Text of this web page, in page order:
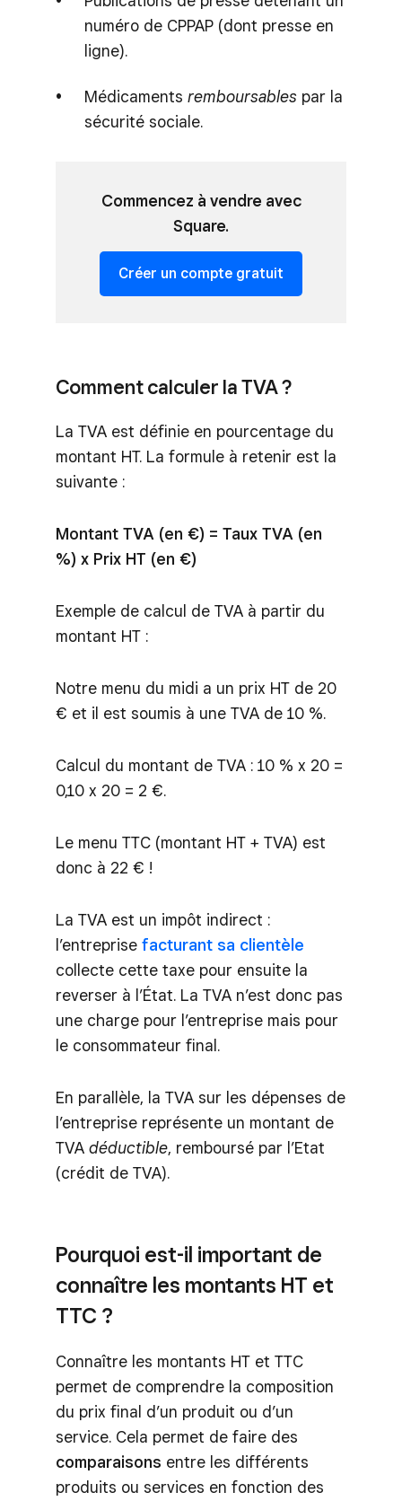
numéro de CPPAP (dont presse en
ligne).
Médicaments remboursables par la
sécurité sociale.
Commencez à vendre avec
Square.
Créer un compte gratuit
Comment calculer la TVA ?
La TVA est définie en pourcentage du
montant HT. La formule à retenir est la
suivante :
Montant TVA (en €) = Taux TVA (en
%) x Prix HT (en €)
Exemple de calcul de TVA à partir du
montant HT :
Notre menu du midi a un prix HT de 20
€ et il est soumis à une TVA de 10 %.
Calcul du montant de TVA : 10 % x 20 =
0,10 x 20 = 2 €.
Le menu TTC (montant HT + TVA) est
donc à 22 € !
La TVA est un impôt indirect :
l’entreprise facturant sa clientèle
collecte cette taxe pour ensuite la
reverser à l’État. La TVA n’est donc pas
une charge pour l’entreprise mais pour
le consommateur final.
En parallèle, la TVA sur les dépenses de
l’entreprise représente un montant de
TVA déductible, remboursé par l’Etat
(crédit de TVA).
Pourquoi est-il important de
connaître les montants HT et
TTC ?
Connaître les montants HT et TTC
permet de comprendre la composition
du prix final d’un produit ou d’un
service. Cela permet de faire des
comparaisons entre les différents
produits ou services en fonction des